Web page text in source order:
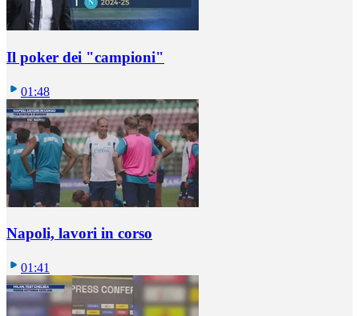
Il poker dei "campioni"
01:48
Napoli, lavori in corso
01:41